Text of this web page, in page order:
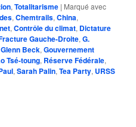
,Totalitarisme | Marqué avec
,Chemtrails,China,
,Contrôle du climat, Dictature
Gauche-Droite,G.
Glenn Beck,Gouvernement
Tsé-toung, Réserve Fédérale,
,Sarah Palin,Tea Party, URSS